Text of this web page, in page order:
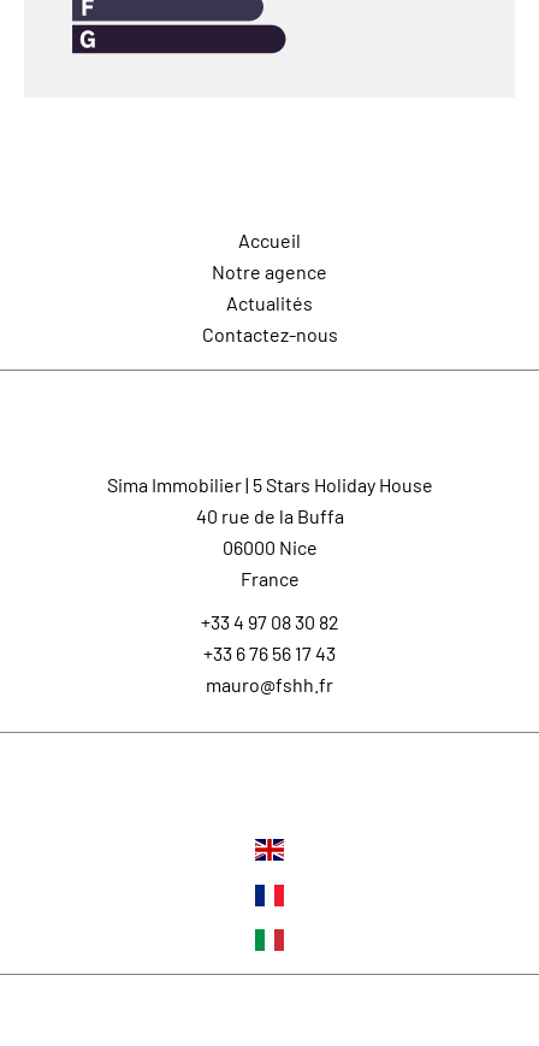
Accueil
Notre agence
Actualités
Contactez-nous
Sima Immobilier | 5 Stars Holiday House
40 rue de la Buffa
06000 Nice
France
+33 4 97 08 30 82
+33 6 76 56 17 43
mauro@fshh.fr